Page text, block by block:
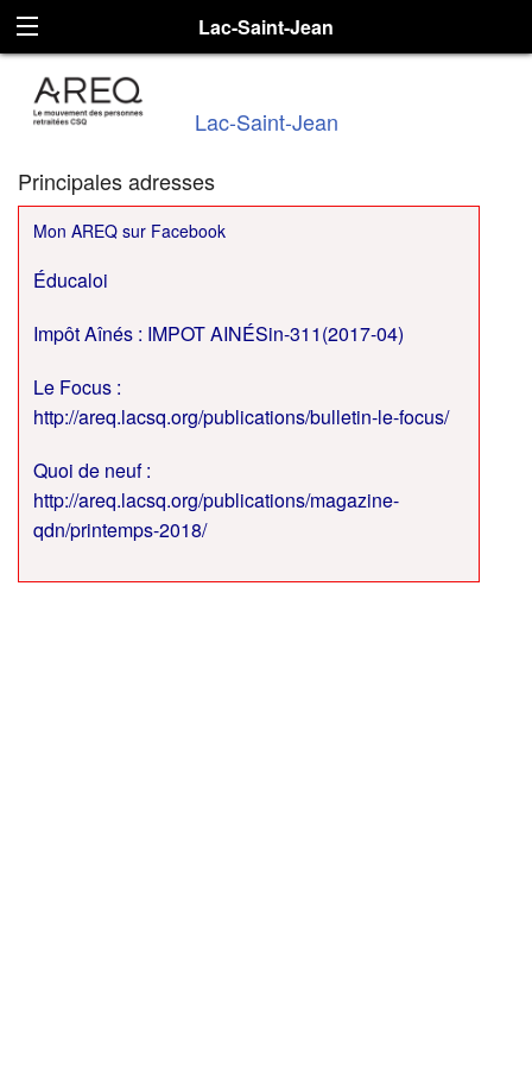
Lac-Saint-Jean
Lac-Saint-Jean
Principales adresses
Mon AREQ sur Facebook
Éducaloi
Impôt Aînés : IMPOT AINÉSin-311(2017-04)
Le Focus :
http://areq.lacsq.org/publications/bulletin-le-focus/
Quoi de neuf :
http://areq.lacsq.org/publications/magazine-
qdn/printemps-2018/